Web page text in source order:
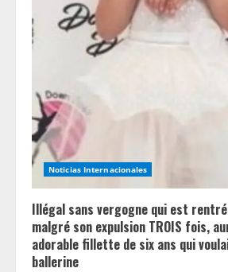
e
d
i
n
g
Noticias Internacionales
Illégal sans vergogne qui est
malgré son expulsion TROIS fois,
adorable fillette de six ans qui
ballerine